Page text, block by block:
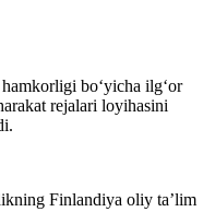
bo‘yicha ilg‘or
rejalari loyihasini
Finlandiya oliy taʼlim